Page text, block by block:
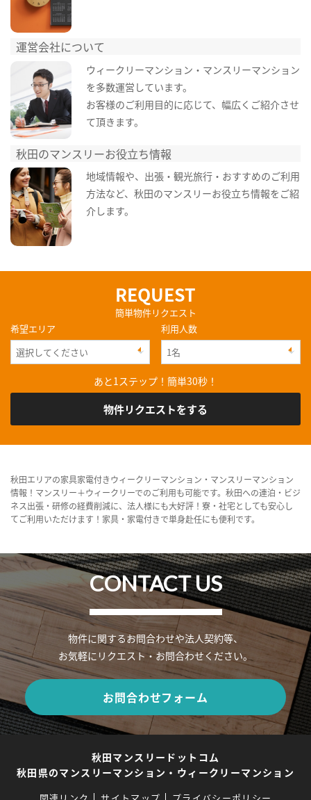
運営会社について
ウィークリーマンション・マンスリーマンション
を多数運営しています。
お客様のご利用目的に応じて、幅広くご紹介させ
て頂きます。
秋田のマンスリーお役立ち情報
地域情報や、出張・観光旅行・おすすめのご利用
方法など、秋田のマンスリーお役立ち情報をご紹
介します。
REQUEST
簡単物件リクエスト
希望エリア
利用人数
あと1ステップ！簡単30秒！
物件リクエストをする
秋田エリアの家具家電付きウィークリーマンション・マンスリーマンション
情報！マンスリー＋ウィークリーでのご利用も可能です。秋田への連泊・ビジ
ネス出張・研修の経費削減に、法人様にも大好評！寮・社宅としても安心し
てご利用いただけます！家具・家電付きで単身赴任にも便利です。
CONTACT US
物件に関するお問合わせや法人契約等、
お気軽にリクエスト・お問合わせください。
お問合わせフォーム
秋田マンスリードットコム
秋田県のマンスリーマンション・ウィークリーマンション